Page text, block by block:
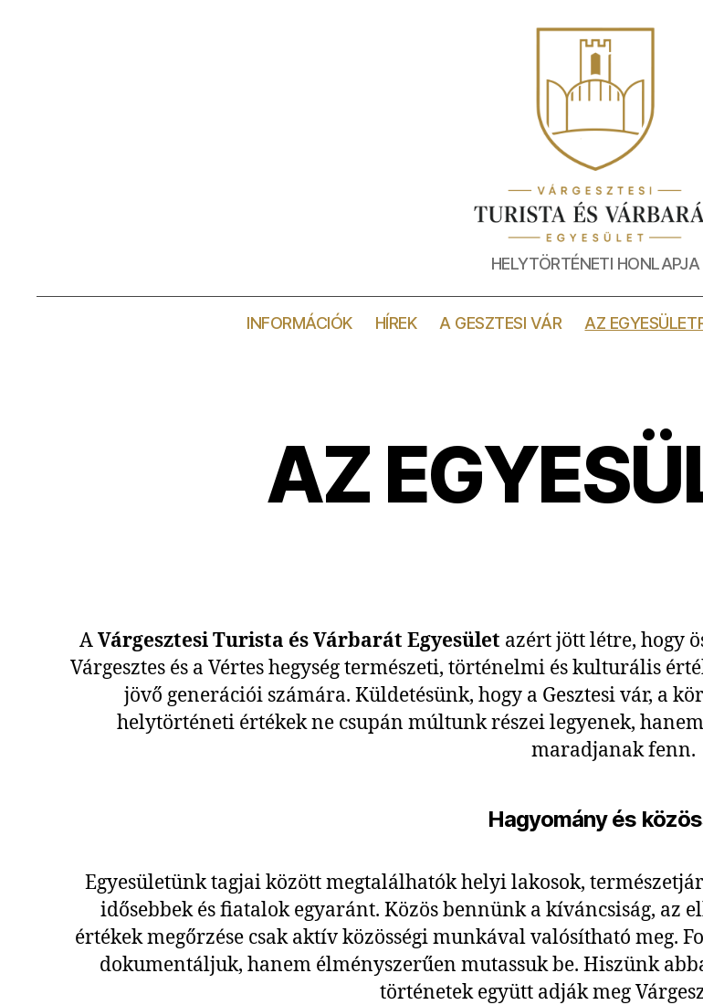
MINDEN
GESZTESI
VÁRRÓL
HELYTÖRTÉNETI HONLAPJA
INFORMÁCIÓK HÍREK A GESZTESI VÁR AZ
AZ
AVárgesztesi Turista és Várbarát Egyesület azért jött létre, hogy
Várgesztes és a Vértes hegység természeti, történelmi és kulturális
jövő generációi számára. Küldetésünk, hogy a Gesztesi vár, a
helytörténeti értékek ne csupán múltunk részei legyenek,
maradjanak fenn.
Hagyomány és
Egyesületünk tagjai között megtalálhatók helyi lakosok,
idősebbek és fiatalok egyaránt. Közös bennünk a kíváncsiság, az
értékek megőrzése csak aktív közösségi munkával valósítható meg.
dokumentáljuk, hanem élményszerűen mutassuk be. Hiszünk
történetek együtt adják meg